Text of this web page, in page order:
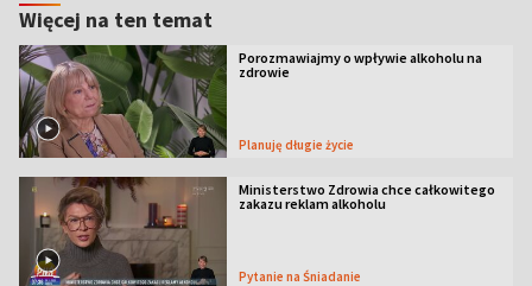
Więcej na ten temat
Porozmawiajmy o wpływie alkoholu na
zdrowie
Planuję długie życie
Ministerstwo Zdrowia chce całkowitego
zakazu reklam alkoholu
Pytanie na Śniadanie